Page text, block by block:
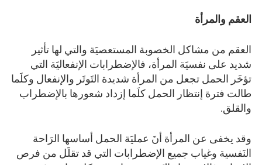
العقم والمرأة
العقم من مشاكل الخصوبة المستعصيَة والتي لها تأثير
شديد على نفسيَة المرأة، فالإضطرابات الإنفعاليَة التي
تؤخَر الحمل تجعل من المرأة شديدة التَوتَر والإنفعال وكلَما
طالت فترة إنتظار الحمل كلَما إزداد شعورها بالإضطراب
والقلق.
وقد يخفى عن المرأة أنَ عمليَة الحمل أساسها الرَاحة
النَفسية وغياب جميع الإضطرابات التي قد تقلَل من فرص